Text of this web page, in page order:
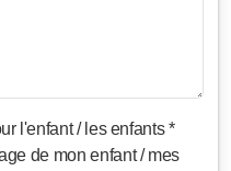
l'enfant / les enfants *
de mon enfant / mes